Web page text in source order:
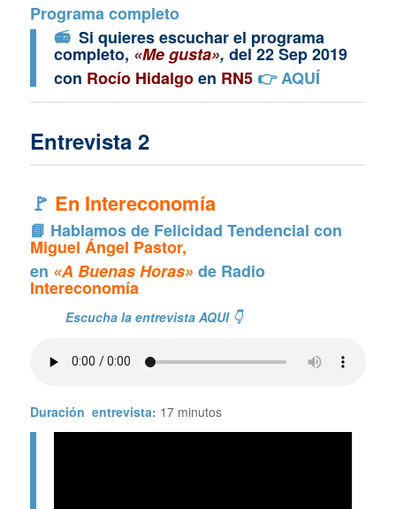
Programa completo
📻 Si quieres escuchar el programa
completo, «Me gusta», del 22 Sep 2019
con Rocío Hidalgoen RN5👉AQUÍ
Entrevista 2
🚩 En Intereconomía
📘 Hablamos de Felicidad Tendencial con
Miguel Ángel Pastor,
en «A Buenas Horas» de Radio
Intereconomía
Escucha la entrevista AQUI 👇
Duración entrevista: 17 minutos